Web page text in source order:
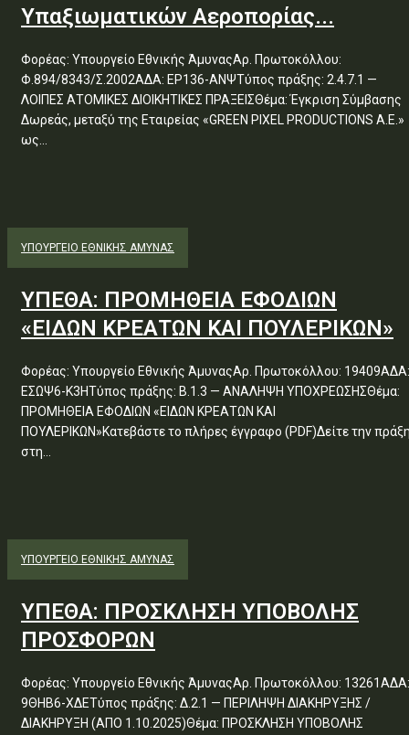
Υπαξιωματικών Αεροπορίας...
Φορέας: Υπουργείο Εθνικής ΆμυναςΑρ. Πρωτοκόλλου:
Φ.894/8343/Σ.2002ΑΔΑ: ΕΡ136-ΑΝΨΤύπος πράξης: 2.4.7.1 —
ΛΟΙΠΕΣ ΑΤΟΜΙΚΕΣ ΔΙΟΙΚΗΤΙΚΕΣ ΠΡΑΞΕΙΣΘέμα: Έγκριση Σύμβασης
Δωρεάς, μεταξύ της Εταιρείας «GREEN PIXEL PRODUCTIONS Α.Ε.»
ως...
ΥΠΟΥΡΓΕΊΟ ΕΘΝΙΚΉΣ ΆΜΥΝΑΣ
ΥΠΕΘΑ: ΠΡΟΜΗΘΕΙΑ ΕΦΟΔΙΩΝ
«ΕΙΔΩΝ ΚΡΕΑΤΩΝ ΚΑΙ ΠΟΥΛΕΡΙΚΩΝ»
Φορέας: Υπουργείο Εθνικής ΆμυναςΑρ. Πρωτοκόλλου: 19409ΑΔΑ:
ΕΣΩΨ6-Κ3ΗΤύπος πράξης: Β.1.3 — ΑΝΑΛΗΨΗ ΥΠΟΧΡΕΩΣΗΣΘέμα:
ΠΡΟΜΗΘΕΙΑ ΕΦΟΔΙΩΝ «ΕΙΔΩΝ ΚΡΕΑΤΩΝ ΚΑΙ
ΠΟΥΛΕΡΙΚΩΝ»Κατεβάστε το πλήρες έγγραφο (PDF)Δείτε την
στη...
ΥΠΟΥΡΓΕΊΟ ΕΘΝΙΚΉΣ ΆΜΥΝΑΣ
ΥΠΕΘΑ: ΠΡΟΣΚΛΗΣΗ ΥΠΟΒΟΛΗΣ
ΠΡΟΣΦΟΡΩΝ
Φορέας: Υπουργείο Εθνικής ΆμυναςΑρ. Πρωτοκόλλου: 13261ΑΔΑ:
9ΘΗΒ6-ΧΔΕΤύπος πράξης: Δ.2.1 — ΠΕΡΙΛΗΨΗ ΔΙΑΚΗΡΥΞΗΣ /
ΔΙΑΚΗΡΥΞΗ (ΑΠΟ 1.10.2025)Θέμα: ΠΡΟΣΚΛΗΣΗ ΥΠΟΒΟΛΗΣ